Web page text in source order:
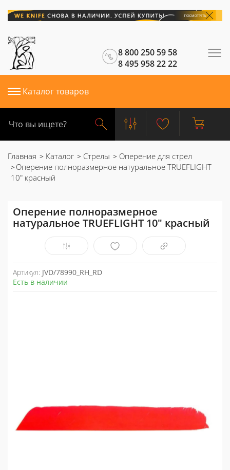
8 800 250 59 58
8 495 958 22 22
Каталог товаров
Главная Каталог Стрелы
Оперение для стрел
Оперение полноразмерное натуральное TRUEFLIGHT
10" красный
Оперение полноразмерное
натуральное TRUEFLIGHT 10" красный
Артикул: JVD/78990_RH_RD
Есть в наличии